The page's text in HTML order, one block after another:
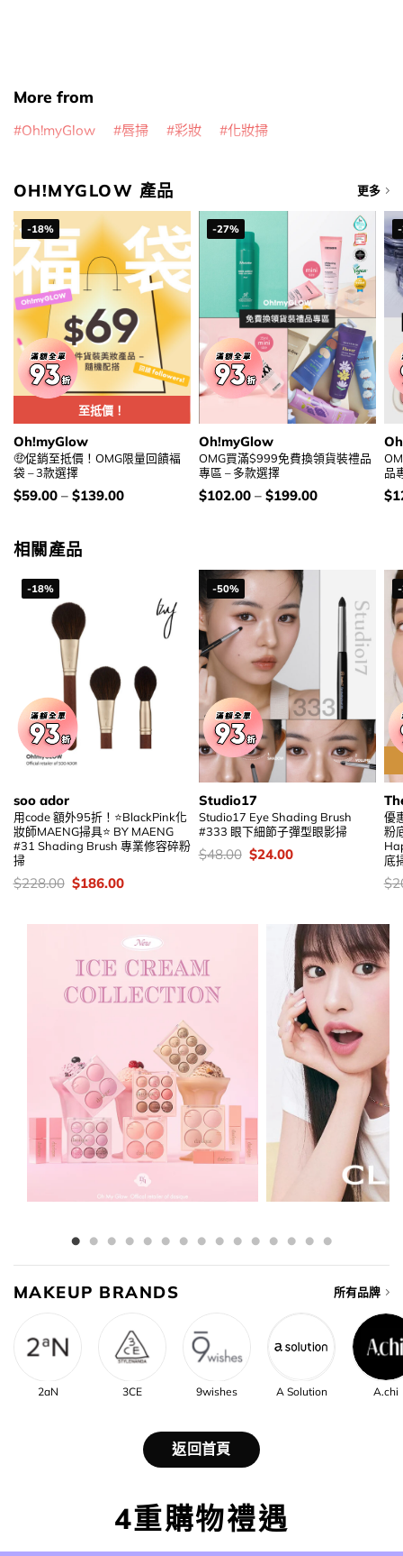
More from
Oh!myGlow 唇掃 彩妝 化妝掃
OH!MYGLOW 產品 更多
-18%
至抵價！
Oh!myGlow
🤑促銷至抵價！OMG限量回饋褔
袋 – 3款選擇
價
$59.00– $139.00
-27%
Oh!myGlow
OMG買滿$999免費換領貨裝禮品
專區 – 多款選擇
價
$102.00– $199.00
品
價
$
相關產品
-18%
soo ador
用code 額外95折！⭐BlackPink化
妝師MAENG掃具⭐ BY MAENG
#31 Shading Brush 專業修容碎粉
掃
價
$228.00 Original
$228.00.
$186.00Current
$186.00.
-50%
Studio17
Studio17 Eye Shading Brush
#333 眼下細節子彈型眼影掃
價
$48.00 Original
$24.00Current
優
粉
底
價
$
MAKEUP BRANDS 所有品牌
2aN 3CE 9wishes A Solution A.chi
返回首頁
4重購物禮遇